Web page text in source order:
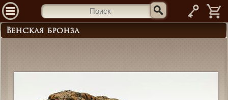
—
Венская бронза